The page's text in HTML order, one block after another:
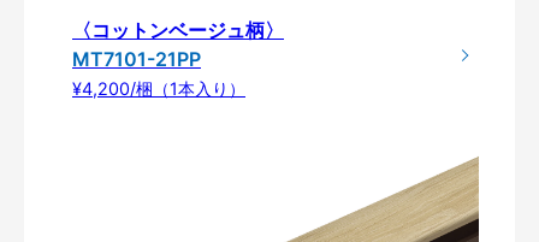
〈コットンベージュ柄〉
MT7101-21PP
¥4,200/梱（1本入り）